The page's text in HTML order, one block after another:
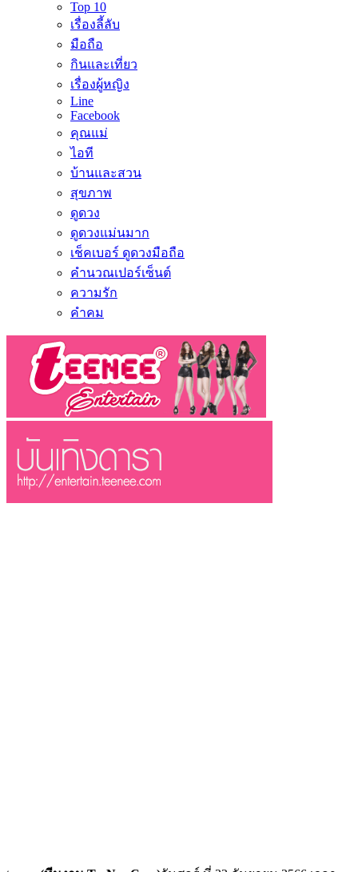
Top 10
เรื่องลี้ลับ
มือถือ
กินและเที่ยว
เรื่องผู้หญิง
Line
Facebook
คุณแม่
ไอที
บ้านและสวน
สุขภาพ
ดูดวง
ดูดวงแม่นมาก
เช็คเบอร์ ดูดวงมือถือ
คำนวณเปอร์เซ็นต์
ความรัก
คำคม